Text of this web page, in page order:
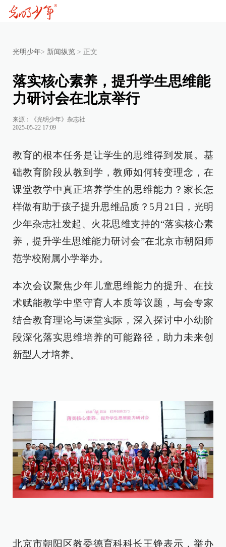
光明少年> 新闻纵览 > 正文
落实核心素养，提升学生思维能
力研讨会在北京举行
来源：《光明少年》杂志社
2025-05-22 17:09
教育的根本任务是让学生的思维得到发展。基
础教育阶段从教到学，教师如何转变理念，在
课堂教学中真正培养学生的思维能力？家长怎
样做有助于孩子提升思维品质？5月21日，光明
少年杂志社发起、火花思维支持的“落实核心素
养，提升学生思维能力研讨会”在北京市朝阳师
范学校附属小学举办。
本次会议聚焦少年儿童思维能力的提升、在技
术赋能教学中坚守育人本质等议题，与会专家
结合教育理论与课堂实际，深入探讨中小幼阶
段深化落实思维培养的可能路径，助力未来创
新型人才培养。
北京市朝阳区教委德育科科长王铮表示，举办